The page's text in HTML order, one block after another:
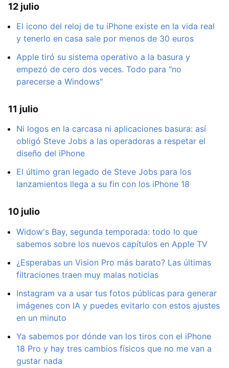
12 julio
El icono del reloj de tu iPhone existe en la vida real
y tenerlo en casa sale por menos de 30 euros
Apple tiró su sistema operativo a la basura y
empezó de cero dos veces. Todo para "no
parecerse a Windows"
11 julio
Ni logos en la carcasa ni aplicaciones basura: así
obligó Steve Jobs a las operadoras a respetar el
diseño del iPhone
El último gran legado de Steve Jobs para los
lanzamientos llega a su fin con los iPhone 18
10 julio
Widow's Bay, segunda temporada: todo lo que
sabemos sobre los nuevos capítulos en Apple TV
¿Esperabas un Vision Pro más barato? Las últimas
filtraciones traen muy malas noticias
Instagram va a usar tus fotos públicas para generar
imágenes con IA y puedes evitarlo con estos ajustes
en un minuto
Ya sabemos por dónde van los tiros con el iPhone
18 Pro y hay tres cambios físicos que no me van a
gustar nada